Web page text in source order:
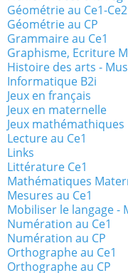
Géométrie au Ce1-Ce2
Géométrie au CP
Grammaire au Ce1
Graphisme, Ecriture
Histoire des arts -
Informatique B2i
Jeux en français
Jeux en maternelle
Jeux mathémathiques
Lecture au Ce1
Links
Littérature Ce1
Mathématiques
Mesures au Ce1
Mobiliser le langage -
Numération au Ce1
Numération au CP
Orthographe au Ce1
Orthographe au CP